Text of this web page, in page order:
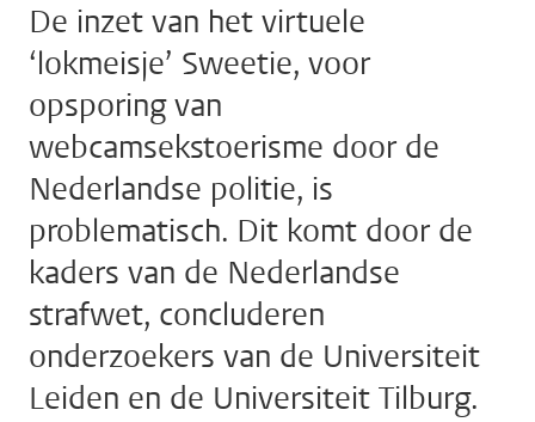
De inzet van het virtuele
‘lokmeisje’ Sweetie, voor
opsporing van
webcamsekstoerisme door de
Nederlandse politie, is
problematisch. Dit komt door de
kaders van de Nederlandse
strafwet, concluderen
onderzoekers van de Universiteit
Leiden en de Universiteit Tilburg.